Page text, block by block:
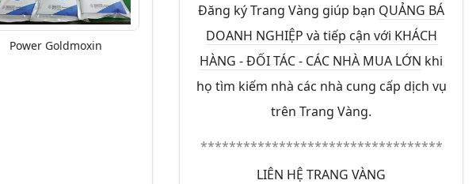
Power Goldmoxin
Đăng ký Trang Vàng giúp bạn QUẢNG BÁ
DOANH NGHIỆP và tiếp cận với KHÁCH
HÀNG - ĐỐI TÁC - CÁC NHÀ MUA LỚN khi
họ tìm kiếm nhà các nhà cung cấp dịch vụ
trên Trang Vàng.
**********************************
LIÊN HỆ TRANG VÀNG